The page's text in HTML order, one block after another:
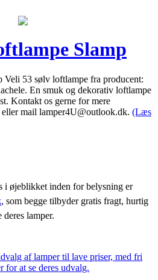
Slamp
Veli 53 sølv loftlampe fra producent:
En smuk og dekorativ loftlampe
Kontakt os gerne for mere
mail lamper4U@outlook.dk. (Læs
i øjeblikket inden for belysning er
, som begge tilbyder gratis fragt, hurtig
lamper.
af lamper til lave priser, med fri
for at se deres udvalg.